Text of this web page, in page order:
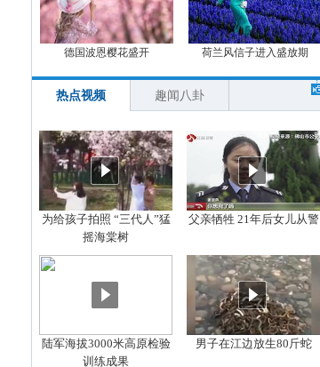
德国波恩樱花盛开 荷兰风信子进入盛放期
热点视频 趣闻八卦
为给孩子拍照 “三代人”猛
摇海棠树
父亲牺牲 21年后女儿从警
陆军海拔3000米高原检验
训练成果
男子在江边放生80斤蛇